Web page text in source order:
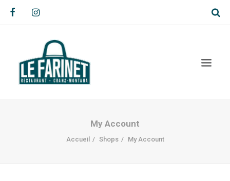
My Account
Accueil Shops My Account